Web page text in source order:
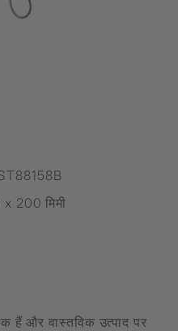
200 मिमी
हैं और वास्तविक उत्पाद पर